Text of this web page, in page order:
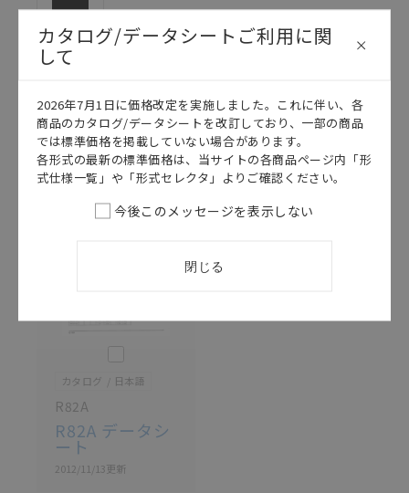
体の中で意図した用途に対して適切に配電・設置され
ていることを、必ず事前に確認してください。
ン事例は参考用ですので、ご採用に際しては機器・装
置の機能や安全性をご確認のうえご使用ください。・
商品に接続される推奨機器等、現在では入手困難なも
のもそのまま記載しています。・誤字、脱字が含まれ
ている可能性がありますがご容赦ください。
記載されているサービス内容や連絡先等は作成当時の
があります。改めて当サイトの掲載内容をご確認のう
え、ご用命下さいますようお願いいたします。
日本語 English
カタログ 日本語
R82A
R82A データシ
ート
2012/11/13更新
カタログ/データシートご利用に関
して
2026年7月1日に価格改定を実施しました。これに伴い、各
商品のカタログ/データシートを改訂しており、一部の商品
では標準価格を掲載していない場合があります。
各形式の最新の標準価格は、当サイトの各商品ページ内「形
式仕様一覧」や「形式セレクタ」よりご確認ください。
今後このメッセージを表示しない
閉じる